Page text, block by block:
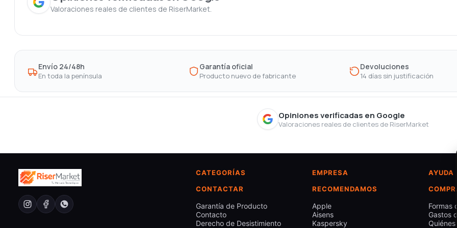
Valoraciones reales de clientes de RiserMarket.
Envío 24/48h
En toda la península
Garantía oficial
Producto nuevo de fabricante
Devoluciones
14 días sin justificación
Opiniones verificadas en Google
Valoraciones reales de clientes de RiserMarket
CATEGORÍAS
CONTACTAR
Garantía de Producto
Contacto
Derecho de Desistimiento
EMPRESA
RECOMENDAMOS
Apple
Aisens
Kaspersky
AYUDA
Formas
Gastos